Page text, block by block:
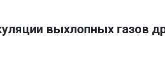
выхлопных газов